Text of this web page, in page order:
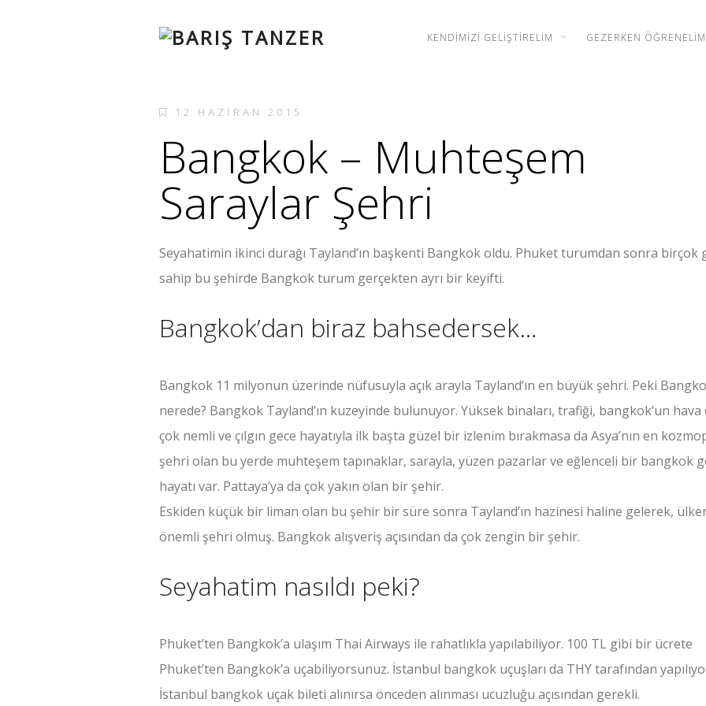
KENDIMIZI GELIŞTIRELIM GEZERKEN ÖĞRENELIM
12 HAZIRAN 2015
Bangkok – Muhteşem
Saraylar Şehri
Seyahatimin ikinci durağı Tayland’ın başkenti Bangkok oldu. Phuket turumdan sonra birçok
sahip bu şehirde Bangkok turum gerçekten ayrı bir keyifti.
Bangkok’dan biraz bahsedersek…
Bangkok 11 milyonun üzerinde nüfusuyla açık arayla Tayland’ın en büyük şehri. Peki
nerede? Bangkok Tayland’ın kuzeyinde bulunuyor. Yüksek binaları, trafiği, bangkok’un
çok nemli ve çılgın gece hayatıyla ilk başta güzel bir izlenim bırakmasa da Asya’nın en
şehri olan bu yerde muhteşem tapınaklar, sarayla, yüzen pazarlar ve eğlenceli bir bangkok
hayatı var. Pattaya’ya da çok yakın olan bir şehir.
Eskiden küçük bir liman olan bu şehir bir süre sonra Tayland’ın hazinesi haline gelerek,
önemli şehri olmuş. Bangkok alışveriş açısından da çok zengin bir şehir.
Seyahatim nasıldı peki?
Phuket’ten Bangkok’a ulaşım Thai Airways ile rahatlıkla yapılabiliyor. 100 TL gibi bir ücrete
Phuket’ten Bangkok’a uçabiliyorsunuz. İstanbul bangkok uçuşları da THY tarafından
İstanbul bangkok uçak bileti alınırsa önceden alınması ucuzluğu açısından gerekli.